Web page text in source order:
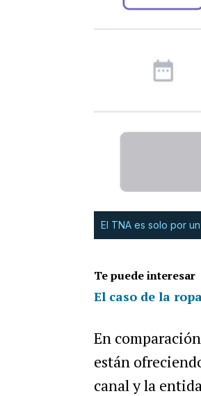
El TNA es solo por
Te puede interesar
El caso de la
En
están
canal y la